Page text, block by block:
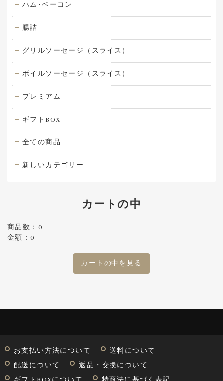
ハム･ベーコン
腸詰
グリルソーセージ（スライス）
ボイルソーセージ（スライス）
プレミアム
ギフトBOX
全ての商品
新しいカテゴリー
カートの中
商品数：0
金額：0
カートの中を見る
お支払い方法について
送料について
配送について
返品・交換について
ギフトBOXについて
特商法に基づく表記